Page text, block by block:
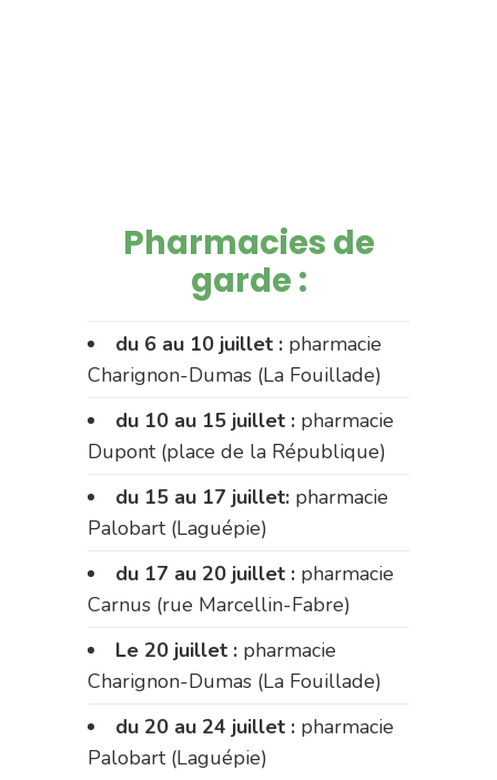
Pharmacies de
garde :
du 6 au 10 juillet : pharmacie
Charignon-Dumas (La Fouillade)
du 10 au 15 juillet : pharmacie
Dupont (place de la République)
du 15 au 17 juillet: pharmacie
Palobart (Laguépie)
du 17 au 20 juillet : pharmacie
Carnus (rue Marcellin-Fabre)
Le 20 juillet : pharmacie
Charignon-Dumas (La Fouillade)
du 20 au 24 juillet : pharmacie
Palobart (Laguépie)